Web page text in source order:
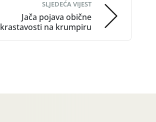
SLJEDEĆA VIJEST
Jača pojava obične
krastavosti na krumpiru